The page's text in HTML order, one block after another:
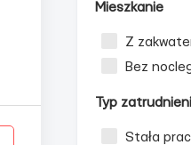
Mieszkanie
Z
Bez
Typ
Stała